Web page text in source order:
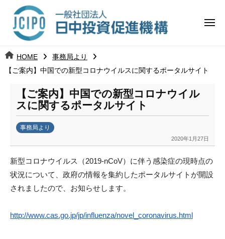
ツ 日
中
投
資
進
機
j
c
メ
HOME
事務局より
【ご案内】中国での新型コロナウイルスに関するポータルサイト
【ご案内】中国での新型コロナウイル
スに関するポータルサイト
事務局より
2020年1月27日
k
a
n
u
新型コロナウイルス（2019-nCoV） に伴う感染症の現時点の
状況について、 政府の情報を集約したポータルサイトが開設
されましたので、 お知らせします。
http://www.cas.go.jp/jp/influenza/novel_coronavirus.html
日
中
資
進
機
構